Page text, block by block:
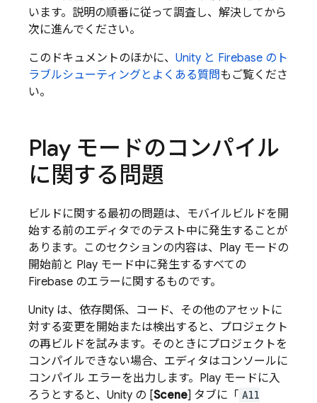
います。説明の順番に従って調査し、解決してから
次に進んでください。
このドキュメントのほかに、 Unity と Firebase のト
ラブルシューティングとよくある質問もご覧くださ
い。
Play モードのコンパイル
に関する問題
ビルドに関する最初の問題は、モバイルビルドを開
始する前のエディタでのテスト中に発生することが
あります。このセクションの内容は、Play モードの
開始前と Play モード中に発生するすべての
Firebase のエラーに関するものです。
Unity は、依存関係、コード、その他のアセットに
対する変更を開始または検出すると、プロジェクト
の再ビルドを試みます。そのときにプロジェクトを
コンパイルできない場合、エディタはコンソールに
コンパイル エラーを出力します。Play モードに入
ろうとすると、Unity の [Scene] タブに「 All